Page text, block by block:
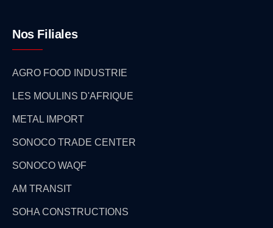
Nos Filiales
AGRO FOOD INDUSTRIE
LES MOULINS D'AFRIQUE
METAL IMPORT
SONOCO TRADE CENTER
SONOCO WAQF
AM TRANSIT
SOHA CONSTRUCTIONS